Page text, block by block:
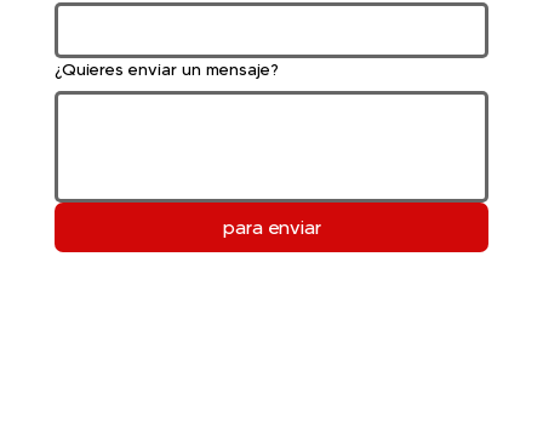
¿Quieres enviar un mensaje?
para enviar